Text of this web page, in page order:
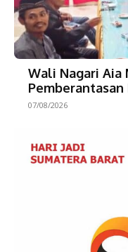
Wali Nagari Aia
07/08/2026